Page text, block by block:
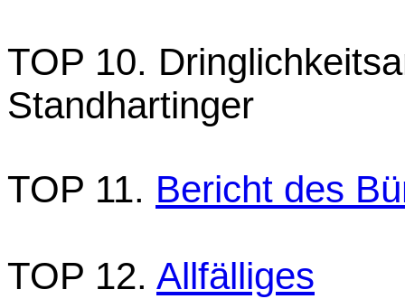
TOP 10.
Standhartinger
TOP 11. Bericht des
TOP 12. Allfälliges